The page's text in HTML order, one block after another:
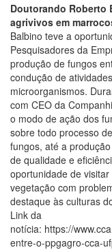
Doutorando Roberto
agrivivos em
Balbino teve a
Pesquisadores da
produção de fungos
condução de
microorganismos.
com CEO da
o modo de ação dos
sobre todo processo
fungos, até a
de qualidade e
oportunidade de
vegetação com
destaque às culturas
Link da
notícia: https://
entre-o-ppgagro-cca-